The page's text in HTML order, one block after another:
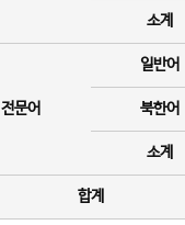
소계
전문어
일반어
북한어
소계
합계